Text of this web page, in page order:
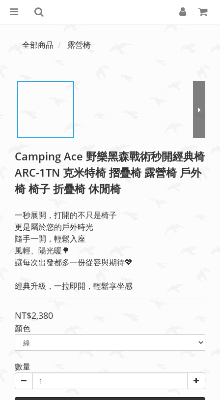
全部商品 露營椅
Camping Ace 野樂黑森戰術秒開經典椅
ARC-1TN 克米特椅 摺疊椅 露營椅 戶外
椅 椅子 折疊椅 休閒椅
一秒展開，打開的不只是椅子
更是屬於您的戶外時光
隨手一開，輕鬆入座
風輕、陽光暖🌳
讓每次出發都多一份從容與期待💖
經典升級，一拉即開，輕鬆享坐感
NT$2,380
顏色
數量